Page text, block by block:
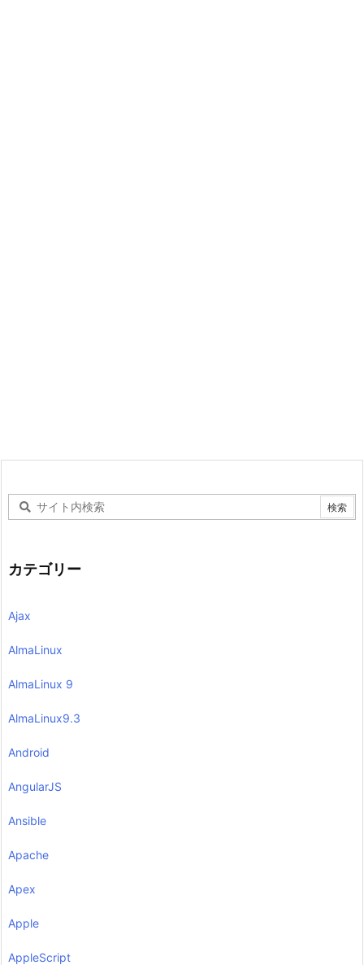
カテゴリー
Ajax
AlmaLinux
AlmaLinux 9
AlmaLinux9.3
Android
AngularJS
Ansible
Apache
Apex
Apple
AppleScript